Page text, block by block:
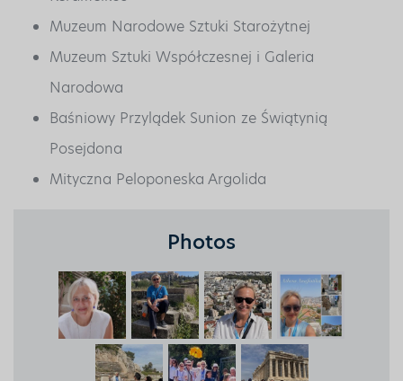
Muzeum Narodowe Sztuki Starożytnej
Muzeum Sztuki Współczesnej i Galeria
Narodowa
Baśniowy Przylądek Sunion ze Świątynią
Posejdona
Mityczna Peloponeska Argolida
Photos